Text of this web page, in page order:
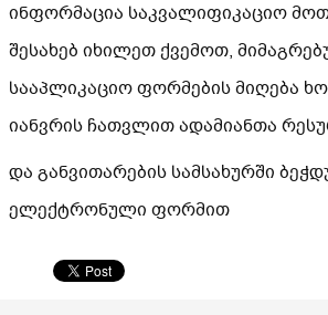
ინფორმაცია საკვალიფიკაციო
შესახებ იხილეთ ქვემოთ,
სააპლიკაციო ფორმების მიღება
იანვრის ჩათვლით ადამიანთა
და განვითარების სამსახურში
ელექტრონული ფორმით